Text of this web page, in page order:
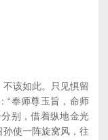
该如此。只见惧留
“奉师尊玉旨，命师
别，借着纵地金光
使一阵旋窝风，往